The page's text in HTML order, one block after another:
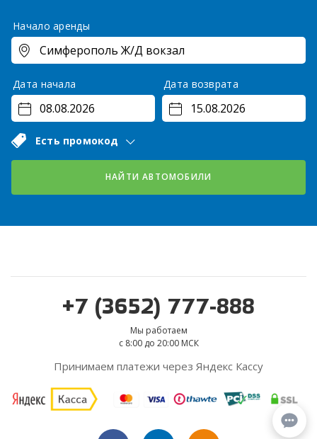
Начало аренды
Дата начала Дата возврата
Есть промокод
НАЙТИ АВТОМОБИЛИ
+7 (3652) 777-888
Мы работаем
с 8:00 до 20:00 МСК
Принимаем платежи через Яндекс Кассу